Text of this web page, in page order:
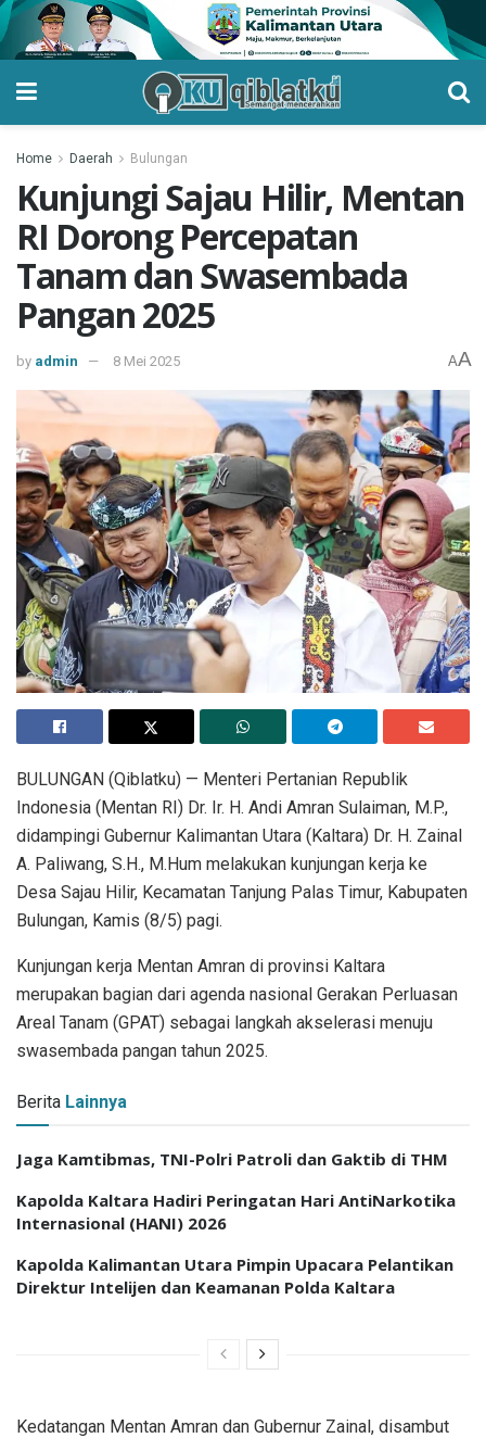
Home Daerah Bulungan
Kunjungi Sajau Hilir, Mentan
RI Dorong Percepatan
Tanam dan Swasembada
Pangan 2025
by admin 8 Mei 2025 AA
BULUNGAN (Qiblatku) — Menteri Pertanian Republik
Indonesia (Mentan RI) Dr. Ir. H. Andi Amran Sulaiman, M.P.,
didampingi Gubernur Kalimantan Utara (Kaltara) Dr. H. Zainal
A. Paliwang, S.H., M.Hum melakukan kunjungan kerja ke
Desa Sajau Hilir, Kecamatan Tanjung Palas Timur, Kabupaten
Bulungan, Kamis (8/5) pagi.
Kunjungan kerja Mentan Amran di provinsi Kaltara
merupakan bagian dari agenda nasional Gerakan Perluasan
Areal Tanam (GPAT) sebagai langkah akselerasi menuju
swasembada pangan tahun 2025.
Berita Lainnya
Jaga Kamtibmas, TNI-Polri Patroli dan Gaktib di THM
Kapolda Kaltara Hadiri Peringatan Hari AntiNarkotika
Internasional (HANI) 2026
Kapolda Kalimantan Utara Pimpin Upacara Pelantikan
Direktur Intelijen dan Keamanan Polda Kaltara
Kedatangan Mentan Amran dan Gubernur Zainal, disambut